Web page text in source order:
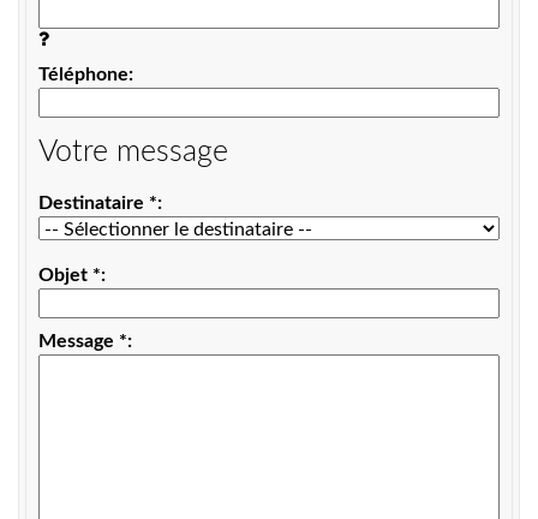
Téléphone
Votre message
Destinataire *
Objet *
Message *